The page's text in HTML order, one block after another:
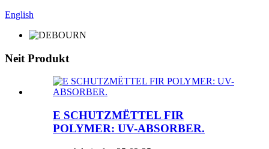
English
Neit Produkt
E SCHUTZMËTTEL FIR
POLYMER: UV-ABSORBER.